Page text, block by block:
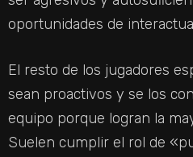
oportunidades de
El resto de los jugadores
sean proactivos y se los
equipo porque logran la
Suelen cumplir el rol de